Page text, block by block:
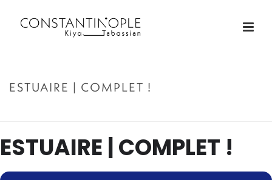
ESTUAIRE | COMPLET !
ESTUAIRE | COMPLET !